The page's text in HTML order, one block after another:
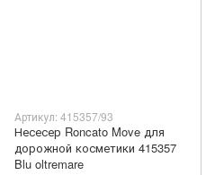
Артикул: 415357/93
Несесер Roncato Move для
дорожной косметики 415357
Blu oltremare